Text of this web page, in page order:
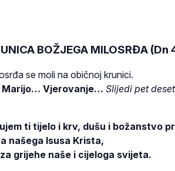
BOŽJEGA MILOSRĐA
se moli na običnoj krunici.
Marijo… Vjerovanje… Slijedi pet
ti tijelo i krv, dušu i božanstvo
našega Isusa Krista,
grijehe naše i cijeloga svijeta.